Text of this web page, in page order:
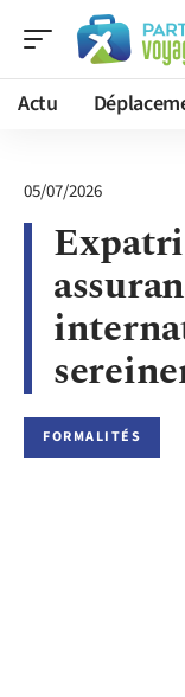
Actu
05/07/2026
FORMALITÉS